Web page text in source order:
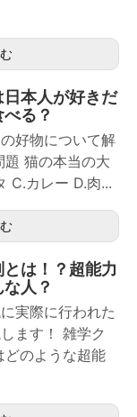
本人が好きだ
る？
好物について解
猫の本当の大
C.カレー D.肉...
は！？超能力
人？
実際に行われた
ます！ 雑学ク
どのような超能